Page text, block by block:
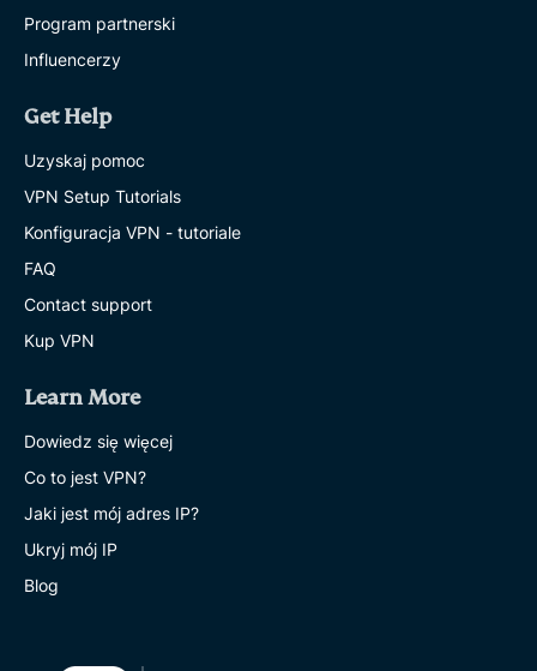
Program partnerski
Influencerzy
Get Help
Uzyskaj pomoc
VPN Setup Tutorials
Konfiguracja VPN - tutoriale
FAQ
Contact support
Kup VPN
Learn More
Dowiedz się więcej
Co to jest VPN?
Jaki jest mój adres IP?
Ukryj mój IP
Blog